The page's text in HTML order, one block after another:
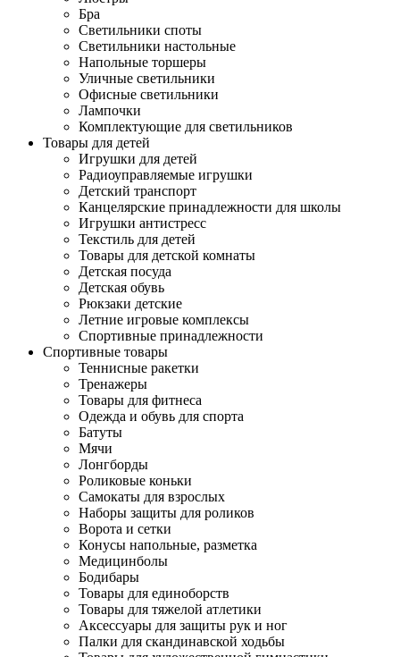
Бра
Светильники споты
Светильники настольные
Напольные торшеры
Уличные светильники
Офисные светильники
Лампочки
Комплектующие для светильников
Товары для детей
Игрушки для детей
Радиоуправляемые игрушки
Детский транспорт
Канцелярские принадлежности для школы
Игрушки антистресс
Текстиль для детей
Товары для детской комнаты
Детская посуда
Детская обувь
Рюкзаки детские
Летние игровые комплексы
Спортивные принадлежности
Спортивные товары
Теннисные ракетки
Тренажеры
Товары для фитнеса
Одежда и обувь для спорта
Батуты
Мячи
Лонгборды
Роликовые коньки
Самокаты для взрослых
Наборы защиты для роликов
Ворота и сетки
Конусы напольные, разметка
Медицинболы
Бодибары
Товары для единоборств
Товары для тяжелой атлетики
Аксессуары для защиты рук и ног
Палки для скандинавской ходьбы